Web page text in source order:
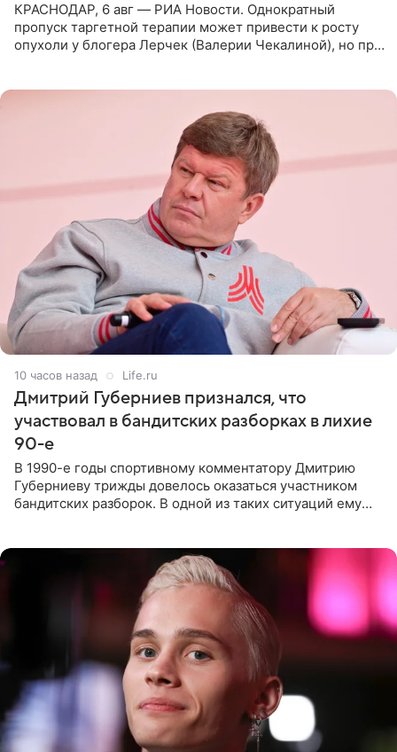
КРАСНОДАР, 6 авг — РИА Новости. Однократный
пропуск таргетной терапии может привести к росту
опухоли у блогера Лерчек (Валерии Чекалиной), но при
10 часов назад Life.ru
Дмитрий Губерниев признался, что
участвовал в бандитских разборках в лихие
90-е
В 1990-е годы спортивному комментатору Дмитрию
Губерниеву трижды довелось оказаться участником
бандитских разборок. В одной из таких ситуаций ему